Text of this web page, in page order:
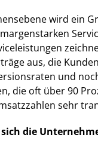
wird ein
aus, die
und
die oft über 90
sehr
die